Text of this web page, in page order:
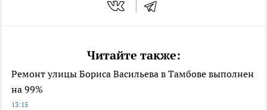
Читайте также:
Ремонт улицы Бориса Васильева в Тамбове выполнен
на 99%
13:15